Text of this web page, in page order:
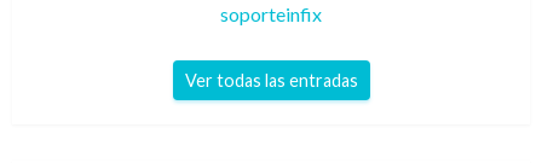
soporteinfix
Ver todas las entradas